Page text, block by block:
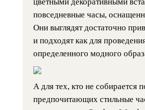
повседневные часы,
Они выглядят достаточно
и подходят как для
определенного модного
А для тех, кто не собирается
предпочитающих стильные